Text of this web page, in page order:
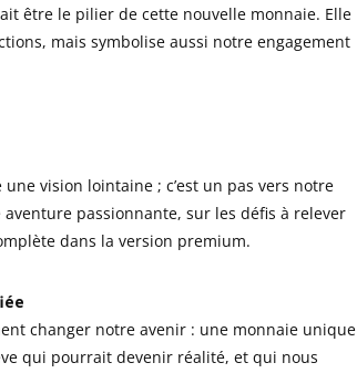
être le pilier de cette nouvelle monnaie. Elle
mais symbolise aussi notre engagement
vision lointaine ; c’est un pas vers notre
passionnante, sur les défis à relever
dans la version premium.
changer notre avenir : une monnaie unique
qui pourrait devenir réalité, et qui nous